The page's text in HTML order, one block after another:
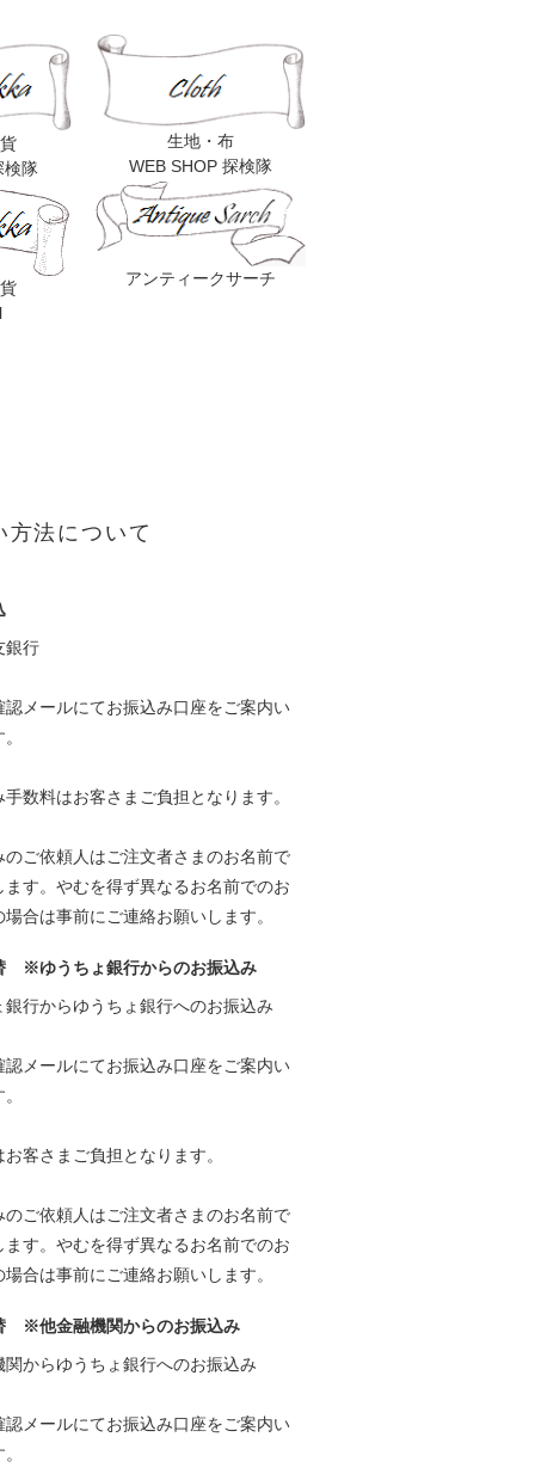
検隊
生地・布
WEB SHOP 探検隊
アンティークサーチ
方法について
銀行
認メールにてお振込み口座をご案内い
手数料はお客さまご負担となります。
のご依頼人はご注文者さまのお名前で
ます。やむを得ず異なるお名前でのお
場合は事前にご連絡お願いします。
※ゆうちょ銀行からのお振込み
銀行からゆうちょ銀行へのお振込み
認メールにてお振込み口座をご案内い
客さまご負担となります。
のご依頼人はご注文者さまのお名前で
ます。やむを得ず異なるお名前でのお
場合は事前にご連絡お願いします。
※他金融機関からのお振込み
関からゆうちょ銀行へのお振込み
認メールにてお振込み口座をご案内い